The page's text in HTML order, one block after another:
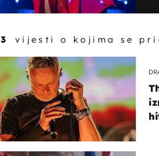
3 vijesti o kojima se